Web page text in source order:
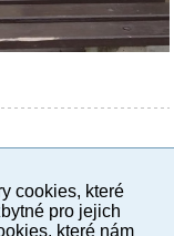
PC verze ENG
cookies, které
pro jejich
které nám